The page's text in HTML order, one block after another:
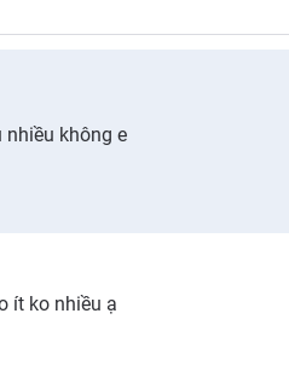
không e
ít ko nhiều ạ